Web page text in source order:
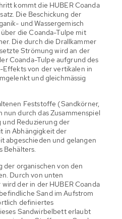
kommt die HUBER Coanda
Die Beschickung der
und Wassergemisch
die Coanda-Tulpe mit
Die durch die Drallkammer
Strömung wird an der
Coanda-Tulpe aufgrund des
von der vertikalen in
und gleichmässig
Feststoffe (Sandkörner,
durch das Zusammenspiel
Reduzierung der
in Abhängigkeit der
abgeschieden und gelangen
Behälters.
organischen von den
Durch von unten
der in der HUBER Coanda
Sand im Aufstrom
definiertes
Sandwirbelbett erlaubt